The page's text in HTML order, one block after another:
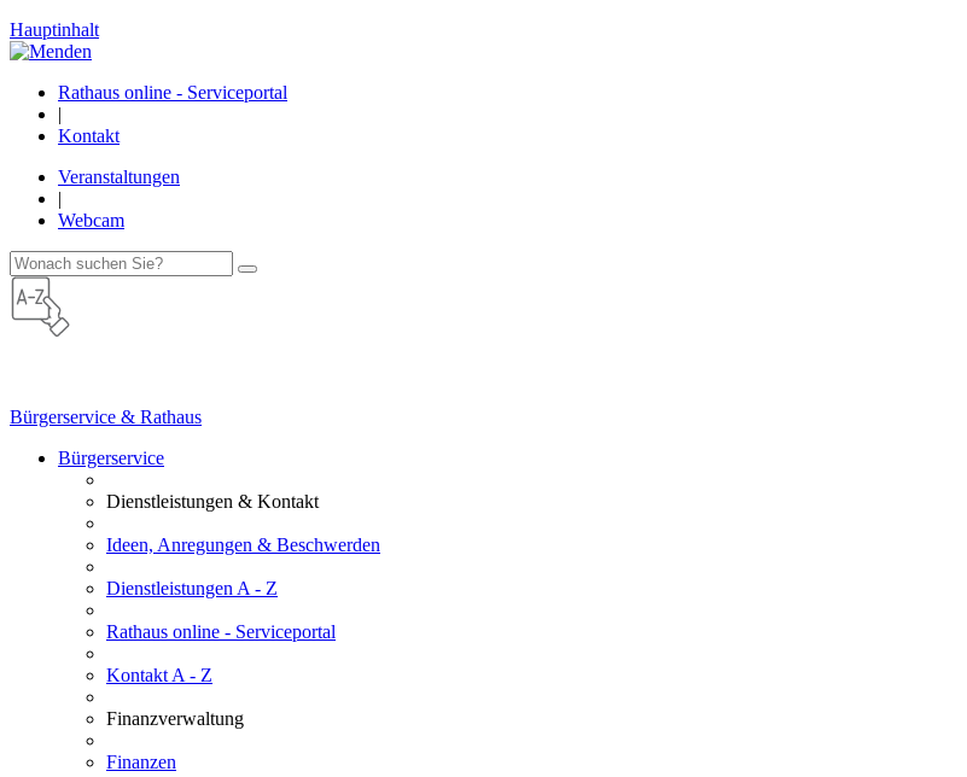
Hauptinhalt
Rathaus online - Serviceportal
|
Kontakt
Veranstaltungen
|
Webcam
Bürgerservice & Rathaus
Bürgerservice
Dienstleistungen & Kontakt
Ideen, Anregungen & Beschwerden
Dienstleistungen A - Z
Rathaus online - Serviceportal
Kontakt A - Z
Finanzverwaltung
Finanzen